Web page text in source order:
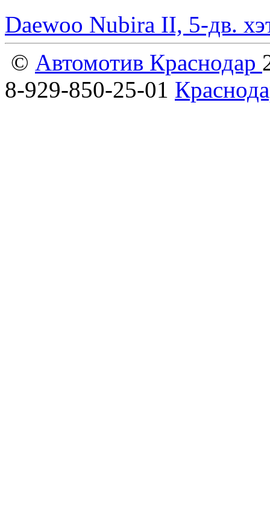
Daewoo Nubira II, 5-дв.
© Автомотив Краснодар
8-929-850-25-01